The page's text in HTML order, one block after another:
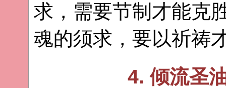
求，需要节制才能克
魂的须求，要以祈祷
4. 倾流圣